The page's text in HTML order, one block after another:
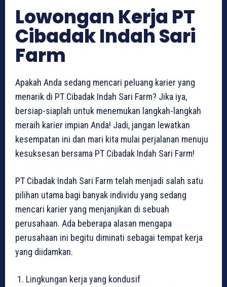
Lowongan Kerja PT
Cibadak Indah Sari
Farm
Apakah Anda sedang mencari peluang karier yang
menarik di PT Cibadak Indah Sari Farm? Jika iya,
bersiap-siaplah untuk menemukan langkah-langkah
meraih karier impian Anda! Jadi, jangan lewatkan
kesempatan ini dan mari kita mulai perjalanan menuju
kesuksesan bersama PT Cibadak Indah Sari Farm!
PT Cibadak Indah Sari Farm telah menjadi salah satu
pilihan utama bagi banyak individu yang sedang
mencari karier yang menjanjikan di sebuah
perusahaan. Ada beberapa alasan mengapa
perusahaan ini begitu diminati sebagai tempat kerja
yang diidamkan.
Lingkungan kerja yang kondusif